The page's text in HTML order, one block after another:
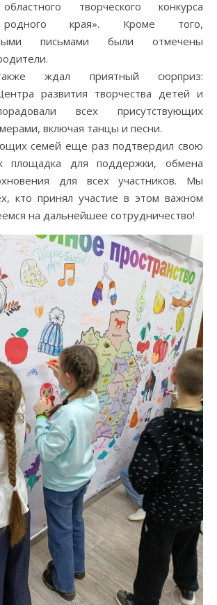
творческого конкурса
родного края». Кроме того,
письмами были отмечены
ждал приятный сюрприз:
развития творчества детей и
всех присутствующих
включая танцы и песни.
семей еще раз подтвердил свою
площадка для поддержки, обмена
для всех участников. Мы
кто принял участие в этом важном
на дальнейшее сотрудничество!